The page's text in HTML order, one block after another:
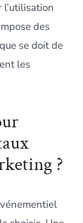
des
se doit de
les
?